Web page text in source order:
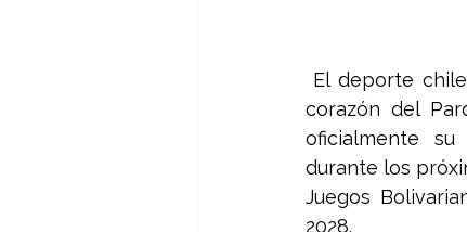
El deporte
corazón del
oficialmente su
durante los
Juegos
2028.